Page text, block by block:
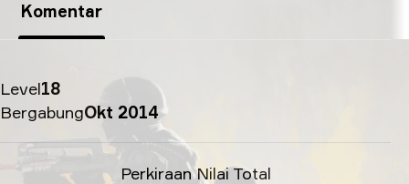
Komentar
Level18
BergabungOkt 2014
Perkiraan Nilai Total